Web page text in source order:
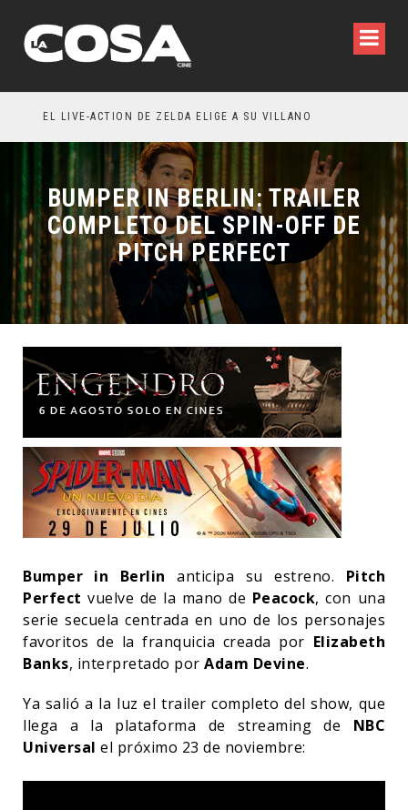
EL LIVE-ACTION DE ZELDA ELIGE A SU VILLANO
BUMPER IN BERLIN: TRAILER
COMPLETO DEL SPIN-OFF DE
PITCH PERFECT
Bumper in Berlin anticipa su estreno. Pitch
Perfect vuelve de la mano de Peacock, con una
serie secuela centrada en uno de los personajes
favoritos de la franquicia creada por Elizabeth
Banks, interpretado por Adam Devine.
Ya salió a la luz el trailer completo del show, que
llega a la plataforma de streaming de NBC
Universal el próximo 23 de noviembre: